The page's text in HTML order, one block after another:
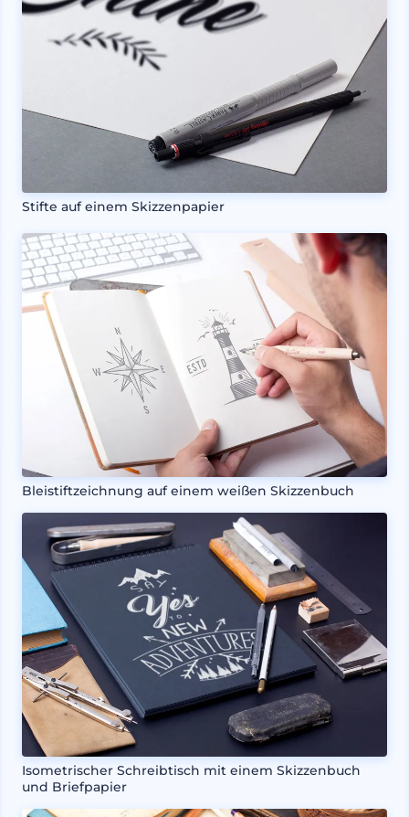
Stifte auf einem Skizzenpapier
Bleistiftzeichnung auf einem weißen Skizzenbuch
Isometrischer Schreibtisch mit einem Skizzenbuch
und Briefpapier